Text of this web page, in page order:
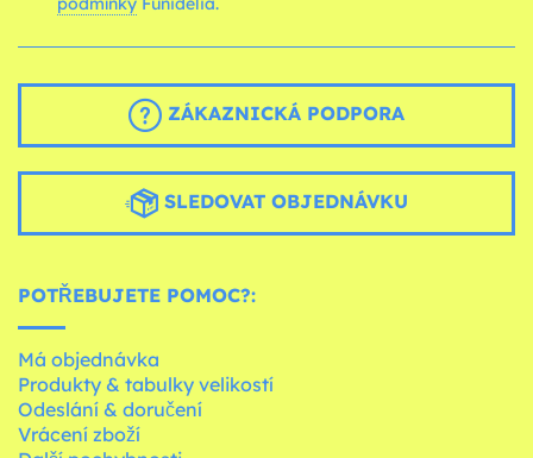
ZÁKAZNICKÁ PODPORA
SLEDOVAT OBJEDNÁVKU
POTŘEBUJETE POMOC?:
Má objednávka
Produkty & tabulky velikostí
Odeslání & doručení
Vrácení zboží